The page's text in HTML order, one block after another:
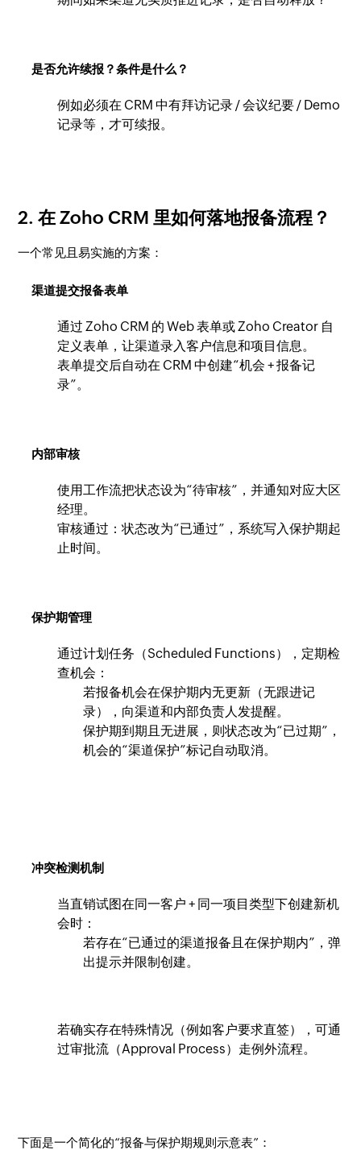
是否允许续报？条件是什么？
例如必须在 CRM 中有拜访记录 / 会议纪要 / Demo
记录等，才可续报。
2. 在 Zoho CRM 里如何落地报备流程？
一个常见且易实施的方案：
渠道提交报备表单
通过 Zoho CRM 的 Web 表单或 Zoho Creator 自
定义表单，让渠道录入客户信息和项目信息。
表单提交后自动在 CRM 中创建“机会 + 报备记
录”。
内部审核
使用工作流把状态设为“待审核”，并通知对应大区
经理。
审核通过：状态改为“已通过”，系统写入保护期起
止时间。
保护期管理
通过计划任务（Scheduled Functions），定期检
查机会：
若报备机会在保护期内无更新（无跟进记
录），向渠道和内部负责人发提醒。
保护期到期且无进展，则状态改为“已过期”，
机会的“渠道保护”标记自动取消。
冲突检测机制
当直销试图在同一客户 + 同一项目类型下创建新机
会时：
若存在“已通过的渠道报备且在保护期内”，弹
出提示并限制创建。
若确实存在特殊情况（例如客户要求直签），可通
过审批流（Approval Process）走例外流程。
下面是一个简化的“报备与保护期规则示意表”：